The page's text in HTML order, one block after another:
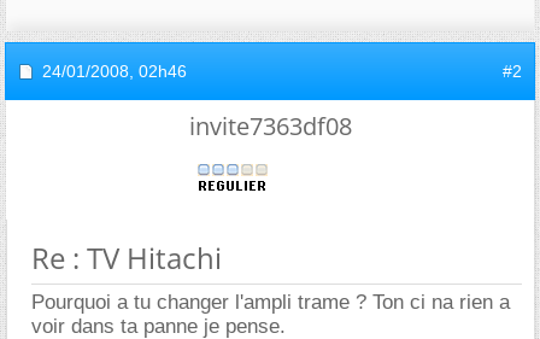
24/01/2008, 02h46 #2
invite7363df08
Re : TV Hitachi
Pourquoi a tu changer l'ampli trame ? Ton ci na rien a
voir dans ta panne je pense.